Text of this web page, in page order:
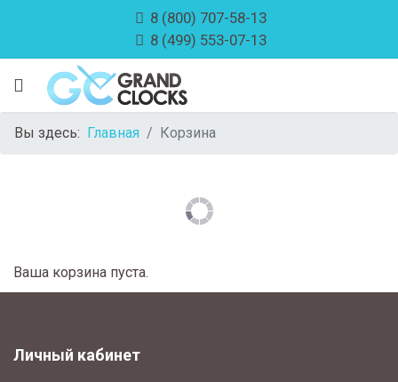
8 (800) 707-58-13
8 (499) 553-07-13
Вы здесь: Главная Корзина
Ваша корзина пуста.
Личный кабинет